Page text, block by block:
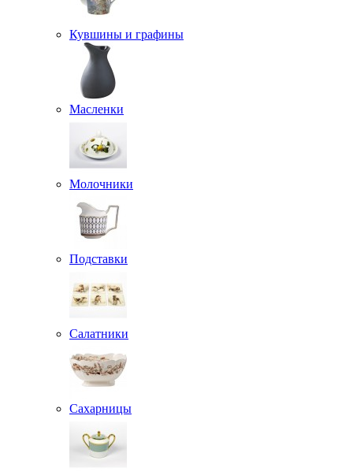
Кувшины и графины
Масленки
Молочники
Подставки
Салатники
Сахарницы